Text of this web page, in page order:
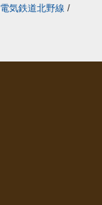
気鉄道北野線 /